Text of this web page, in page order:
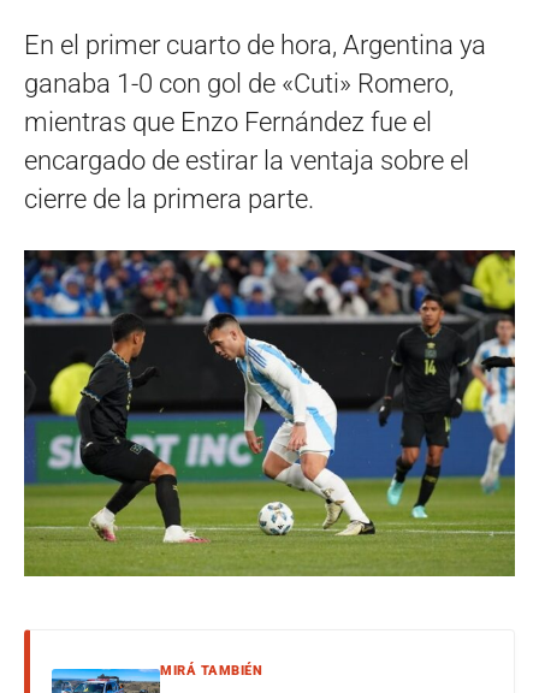
En el primer cuarto de hora, Argentina ya
ganaba 1-0 con gol de «Cuti» Romero,
mientras que Enzo Fernández fue el
encargado de estirar la ventaja sobre el
cierre de la primera parte.
MIRÁ TAMBIÉN